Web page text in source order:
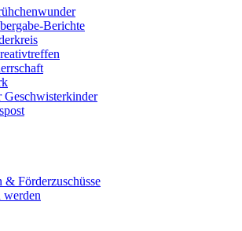
Berichte
& Förderzuschüsse